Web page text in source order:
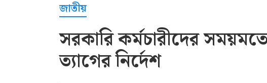
জাতীয়
সরকারি কর্মচারীদের
ত্যাগের নির্দেশ